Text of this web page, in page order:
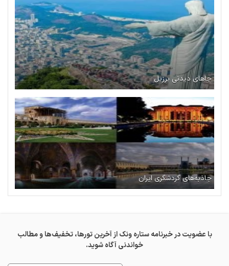
جاهای دیدنی برزیل
جاذبه‌های گردشگری ایران
با عضویت در خبرنامه ستاره ونک از آخرین تورها، تخفیف‌ها و مطالب
خواندنی آگاه شوید.